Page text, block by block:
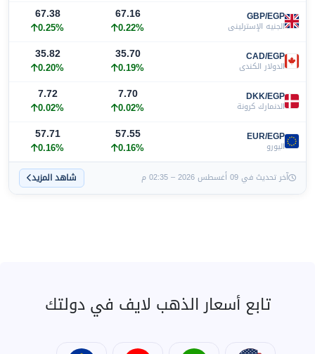
GBP/EGP
الجنيه الإسترليني
67.16
0.22%
67.38
0.25%
CAD/EGP
الدولار الكندي
35.70
0.19%
35.82
0.20%
DKK/EGP
الدنمارك كرونة
7.70
0.02%
7.72
0.02%
EUR/EGP
اليورو
57.55
0.16%
57.71
0.16%
آخر تحديث في 09 أغسطس 2026 – 02:35 م شاهد المزيد
تابع أسعار الذهب لايف في دولتك